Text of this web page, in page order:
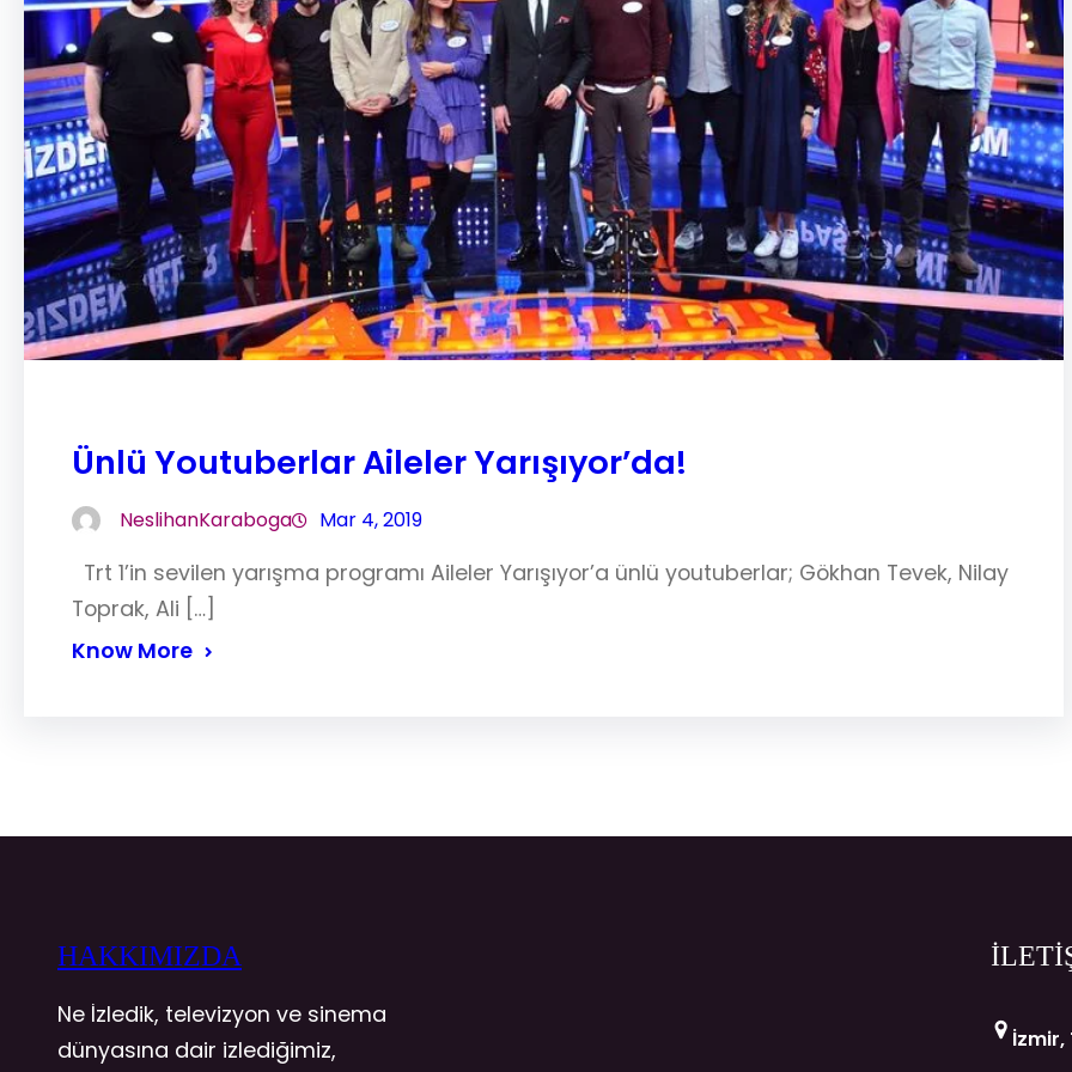
Ünlü Youtuberlar Aileler Yarışıyor’da!
NeslihanKaraboga Mar 4, 2019
Trt 1’in sevilen yarışma programı Aileler Yarışıyor’a ünlü youtuberlar; Gökhan Tevek, Nilay
Toprak, Ali […]
Know More
HAKKIMIZDA
Ne İzledik, televizyon ve sinema
dünyasına dair izlediğimiz,
İzmir,